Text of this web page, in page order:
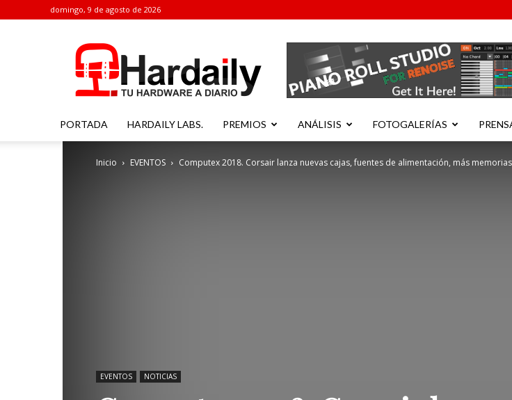
domingo, 9 de agosto de 2026
PORTADA HARDAILY LABS. PREMIOS ANÁLISIS FOTOGALERÍAS
Inicio EVENTOS Computex 2018. Corsair lanza nuevas cajas, fuentes de alimentación, más memorias
EVENTOS NOTICIAS